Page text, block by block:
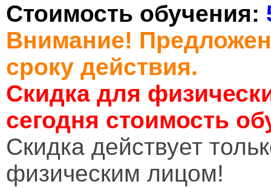
Стоимость обучения:
Внимание!
сроку действия.
Скидка для
сегодня стоимость
Cкидка действует
физическим лицом!